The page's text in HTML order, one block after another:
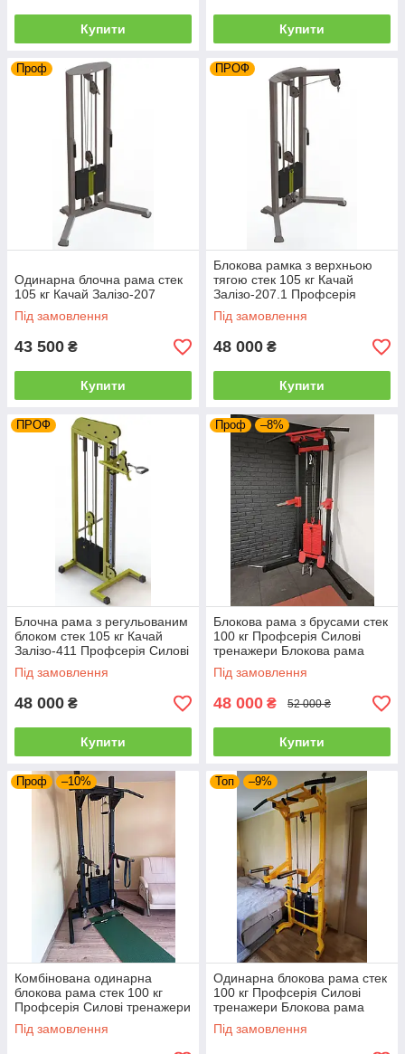
Купити Купити
Проф
Одинарна блочна рама стек
105 кг Качай Залізо-207
Під замовлення
43 500 ₴
Купити
ПРОФ
Блокова рамка з верхньою
тягою стек 105 кг Качай
Залізо-207.1 Профсерія
Під замовлення
48 000 ₴
Купити
ПРОФ
Блочна рама з регульованим
блоком стек 105 кг Качай
Залізо-411 Профсерія Силові
тренажери
Під замовлення
48 000 ₴
Купити
Проф –8%
Блокова рама з брусами стек
100 кг Профсерія Силові
тренажери Блокова рама
Під замовлення
48 000 ₴ 52 000 ₴
Купити
Проф –10%
Комбінована одинарна
блокова рама стек 100 кг
Профсерія Силові тренажери
Блокова рама
Під замовлення
Топ –9%
Одинарна блокова рама стек
100 кг Профсерія Силові
тренажери Блокова рама
Під замовлення